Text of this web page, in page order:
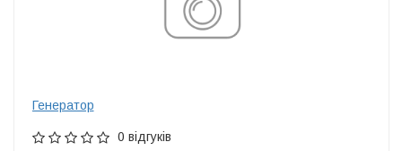
Генератор
0 відгуків